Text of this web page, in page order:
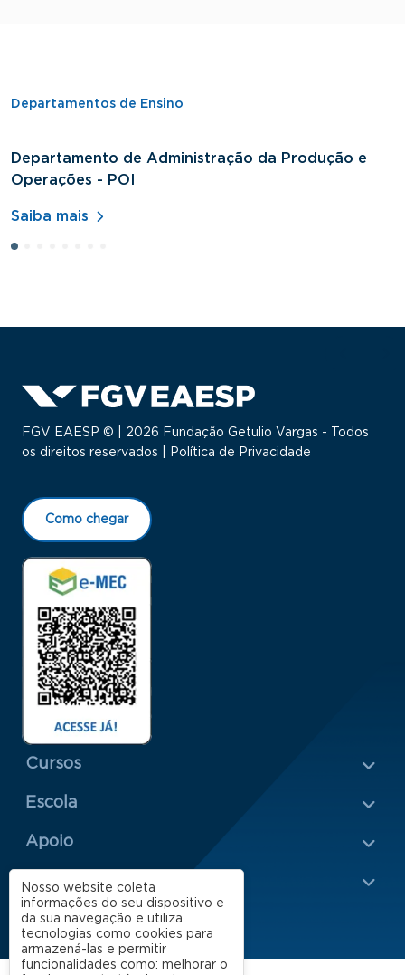
Departamentos de Ensino
Departamento de Administração da Produção e
Operações - POI
Saiba mais
FGV EAESP © | 2026 Fundação Getulio Vargas - Todos
os direitos reservados |
Política de Privacidade
Como chegar
Menu Rodapé 1
Cursos
Escola
Rodapé 2
Apoio
Impacto
Nosso website coleta
informações do seu dispositivo e
da sua navegação e utiliza
tecnologias como cookies para
armazená-las e permitir
funcionalidades como: melhorar o